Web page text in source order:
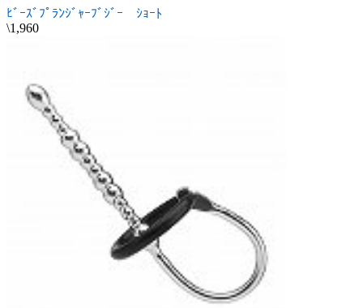
ﾋﾞｰｽﾞﾌﾟﾗﾝｼﾞｬｰﾌﾞｼﾞｰ ｼｮｰﾄ
\1,960